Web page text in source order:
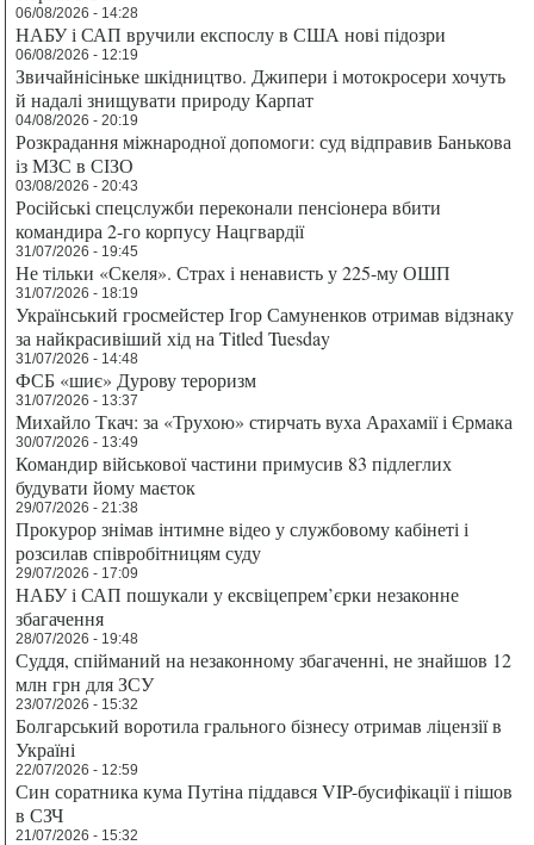
06/08/2026 - 14:28
НАБУ і САП вручили експослу в США нові підозри
06/08/2026 - 12:19
Звичайнісіньке шкідництво. Джипери і мотокросери хочуть
й надалі знищувати природу Карпат
04/08/2026 - 20:19
Розкрадання міжнародної допомоги: суд відправив Банькова
із МЗС в СІЗО
03/08/2026 - 20:43
Російські спецслужби переконали пенсіонера вбити
командира 2-го корпусу Нацгвардії
31/07/2026 - 19:45
Не тільки «Скеля». Страх і ненависть у 225-му ОШП
31/07/2026 - 18:19
Український гросмейстер Ігор Самуненков отримав відзнаку
за найкрасивіший хід на Titled Tuesday
31/07/2026 - 14:48
ФСБ «шиє» Дурову тероризм
31/07/2026 - 13:37
Михайло Ткач: за «Трухою» стирчать вуха Арахамії і Єрмака
30/07/2026 - 13:49
Командир військової частини примусив 83 підлеглих
будувати йому маєток
29/07/2026 - 21:38
Прокурор знімав інтимне відео у службовому кабінеті і
розсилав співробітницям суду
29/07/2026 - 17:09
НАБУ і САП пошукали у ексвіцепрем’єрки незаконне
збагачення
28/07/2026 - 19:48
Суддя, спійманий на незаконному збагаченні, не знайшов 12
млн грн для ЗСУ
23/07/2026 - 15:32
Болгарський воротила грального бізнесу отримав ліцензії в
Україні
22/07/2026 - 12:59
Син соратника кума Путіна піддався VIP-бусифікації і пішов
в СЗЧ
21/07/2026 - 15:32